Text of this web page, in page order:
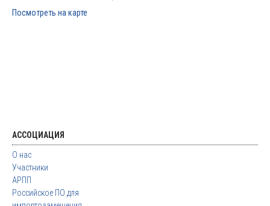
Посмотреть на карте
АССОЦИАЦИЯ
О нас
Участники
АРПП
Российское ПО для